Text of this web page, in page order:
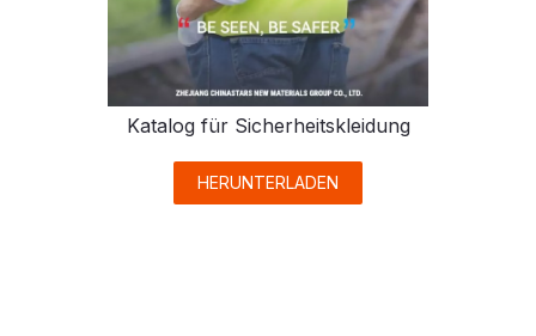
Katalog für Sicherheitskleidung
HERUNTERLADEN